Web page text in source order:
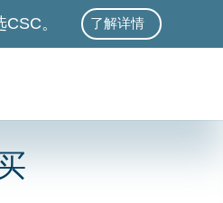
。 了解详情